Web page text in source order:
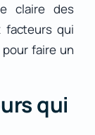
claire des
facteurs qui
faire un
qui